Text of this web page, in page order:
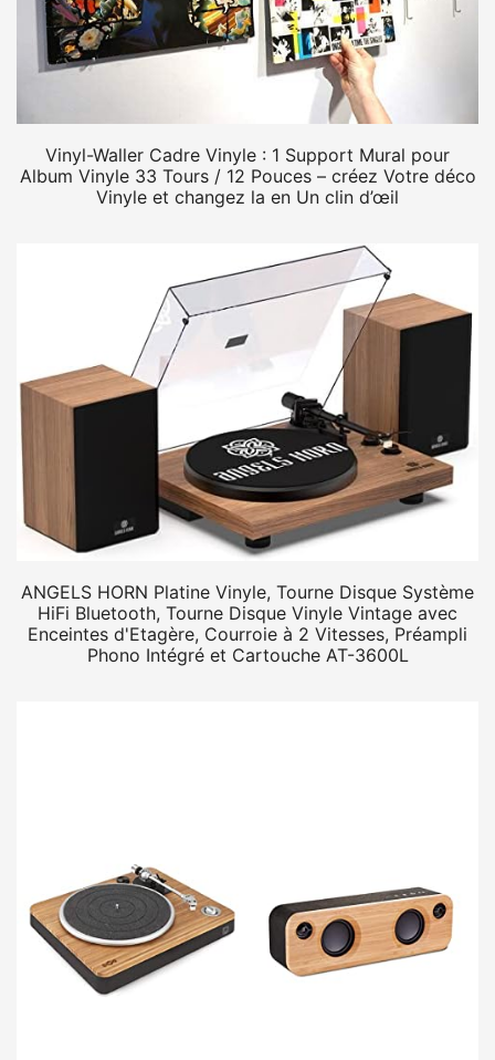
Vinyl-Waller Cadre Vinyle : 1 Support Mural pour
Album Vinyle 33 Tours / 12 Pouces – créez Votre déco
Vinyle et changez la en Un clin d’œil
ANGELS HORN Platine Vinyle, Tourne Disque Système
HiFi Bluetooth, Tourne Disque Vinyle Vintage avec
Enceintes d'Etagère, Courroie à 2 Vitesses, Préampli
Phono Intégré et Cartouche AT-3600L